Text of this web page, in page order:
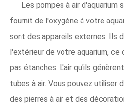
Les pompes à air d'aquarium
fournit de l'oxygène à votre
sont des appareils externes. Ils
l'extérieur de votre aquarium, ce
pas étanches. L'air qu'ils
tubes à air. Vous pouvez utiliser
des pierres à air et des